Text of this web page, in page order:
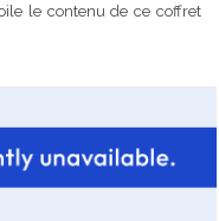
le contenu de ce coffret